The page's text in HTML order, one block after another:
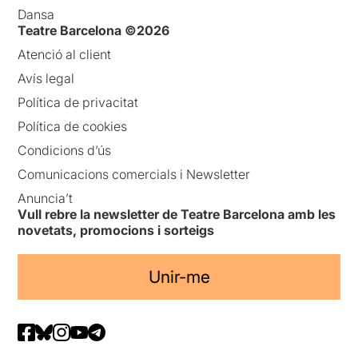
Dansa
Teatre Barcelona ©2026
Atenció al client
Avís legal
Política de privacitat
Política de cookies
Condicions d’ús
Comunicacions comercials i Newsletter
Anuncia’t
Vull rebre la newsletter de Teatre Barcelona amb les
novetats, promocions i sorteigs
Unir-me